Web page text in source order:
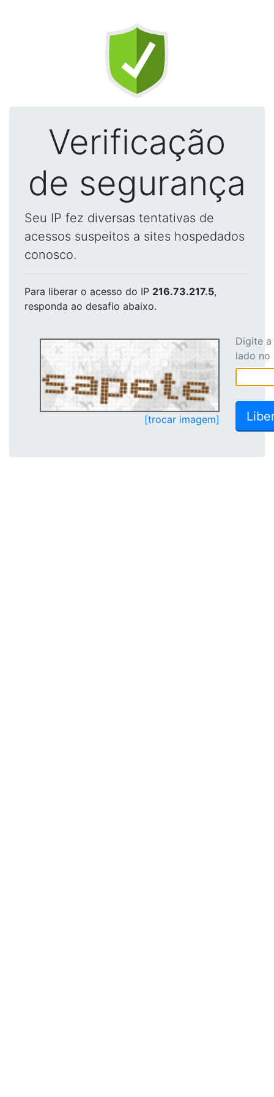
Verificação
de segurança
Seu IP fez diversas tentativas de
acessos suspeitos a sites hospedados
conosco.
Para liberar o acesso do IP 216.73.217.5,
responda ao desafio abaixo.
[trocar imagem]
Digite
lado no